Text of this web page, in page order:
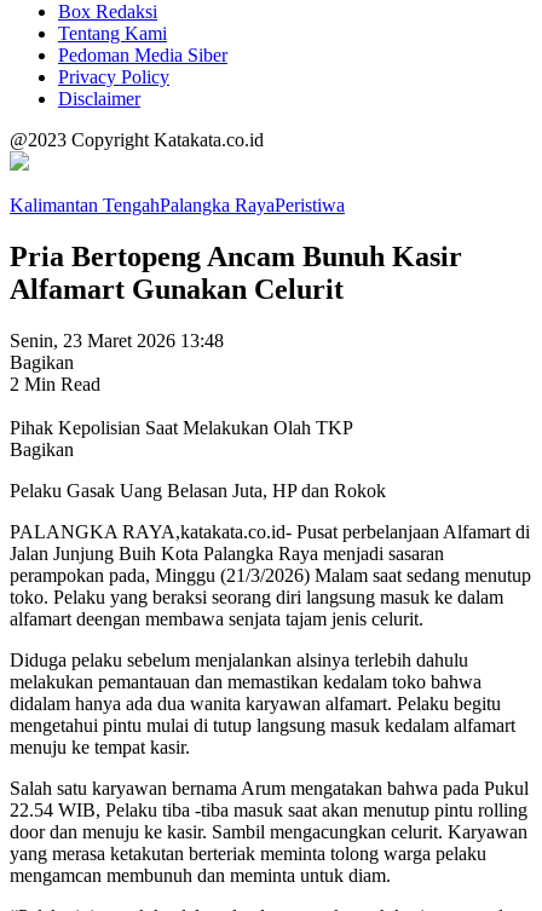
Box Redaksi
Tentang Kami
Pedoman Media Siber
Privacy Policy
Disclaimer
@2023 Copyright Katakata.co.id
Kalimantan TengahPalangka RayaPeristiwa
Pria Bertopeng Ancam Bunuh Kasir
Alfamart Gunakan Celurit
Senin, 23 Maret 2026 13:48
Bagikan
2 Min Read
Pihak Kepolisian Saat Melakukan Olah TKP
Bagikan
Pelaku Gasak Uang Belasan Juta, HP dan Rokok
PALANGKA RAYA,katakata.co.id- Pusat perbelanjaan Alfamart di
Jalan Junjung Buih Kota Palangka Raya menjadi sasaran
perampokan pada, Minggu (21/3/2026) Malam saat sedang menutup
toko. Pelaku yang beraksi seorang diri langsung masuk ke dalam
alfamart deengan membawa senjata tajam jenis celurit.
Diduga pelaku sebelum menjalankan alsinya terlebih dahulu
melakukan pemantauan dan memastikan kedalam toko bahwa
didalam hanya ada dua wanita karyawan alfamart. Pelaku begitu
mengetahui pintu mulai di tutup langsung masuk kedalam alfamart
menuju ke tempat kasir.
Salah satu karyawan bernama Arum mengatakan bahwa pada Pukul
22.54 WIB, Pelaku tiba -tiba masuk saat akan menutup pintu rolling
door dan menuju ke kasir. Sambil mengacungkan celurit. Karyawan
yang merasa ketakutan berteriak meminta tolong warga pelaku
mengamcan membunuh dan meminta untuk diam.